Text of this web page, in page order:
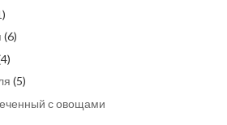
(6)
(5)
с овощами